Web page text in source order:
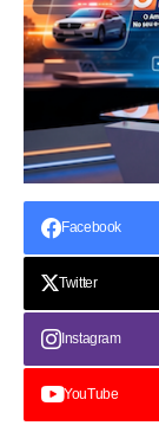
Facebook
Twitter
Instagram
YouTube